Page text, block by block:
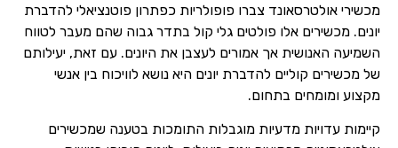
מכשירי אולטרסאונד צברו פופולריות כפתרון פוטנציאלי להדברת
יונים. מכשירים אלו פולטים גלי קול בתדר גבוה שהם מעבר לטווח
השמיעה האנושית אך אמורים לעצבן את היונים. עם זאת, יעילותם
של מכשירים קוליים להדברת יונים היא נושא לוויכוח בין אנשי
מקצוע ומומחים בתחום.
קיימות עדויות מדעיות מוגבלות התומכות בטענה שמכשירים